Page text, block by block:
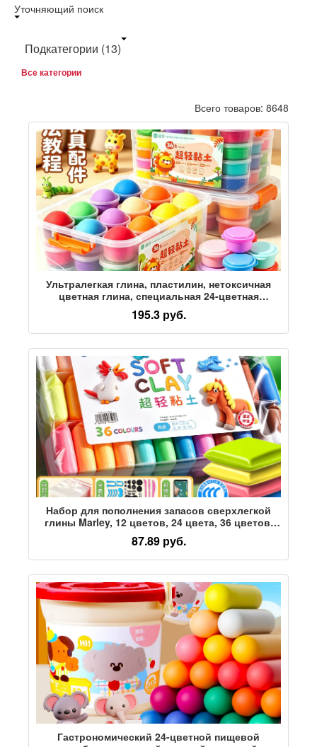
Уточняющий поиск
Подкатегории (13)
Все категории
Всего товаров: 8648
Ультралегкая глина, пластилин, нетоксичная
цветная глина, специальная 24-цветная
космическая глина ручной работы, 36 глиняных
игрушек для детского сада
195.3 руб.
Набор для пополнения запасов сверхлегкой
глины Marley, 12 цветов, 24 цвета, 36 цветов,
без детей, детский сад, пластилин, безопасный
материал для поделок ручной работы,
инструмент, глина, ученики начальной школы,
87.89 руб.
Гастрономический 24-цветной пищевой